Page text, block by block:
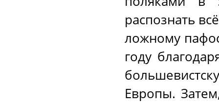
распознать
ложному
году
Европы.